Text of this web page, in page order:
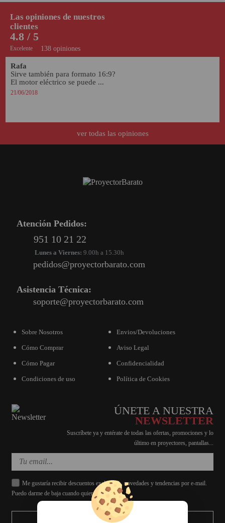
138 opiniones
4.8 / 5
Excelente
Las opiniones de nuestros
clientes
Rafa
Sirve también para formato 16:9?
El motor eléctrico se puede ...
21/06/2018
ver todas las opiniones
Atención Pedidos:
951 10 21 22
Lunes a Viernes: 9.00h a 15.30h
pedidos@proyectorbarato.com
Asistencia Técnica:
soporte@proyectorbarato.com
Sobre Nosotros
Cómo Comprar
Cómo Pagar
Condiciones de uso
Envios/Devoluciones
Aviso Legal
Confidencialidad
Política de Cookies
ÚNETE A NUESTRA
NEWSLETTER
Suscríbete ya y entérate de todas las ofertas, promociones y lo
último en proyectores, pantallas...
Me gustaría recibir descuentos exclusivos, novedades y tendencias por e-mail.
Puedo darme de baja cuando quiera.